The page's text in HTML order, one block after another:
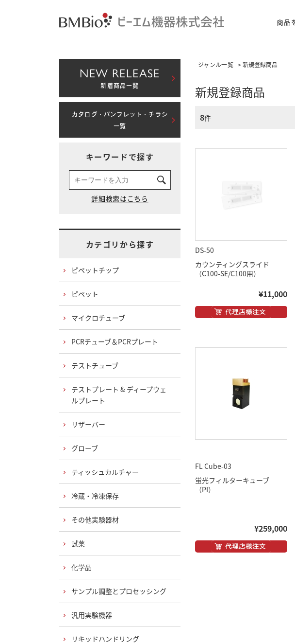
商品
ジャンル一覧 > 新規登録商品
新規登録商品
8件
DS-50
カウンティングスライド
（C100-SE/C100用）
¥11,000
FL Cube-03
蛍光フィルターキューブ
（PI）
¥259,000
NEW RELEASE
新着商品一覧
カタログ・パンフレット・チラシ
一覧
キーワードで探す
カテゴリから探す
ピペットチップ
ピペット
マイクロチューブ
PCRチューブ＆PCRプレート
テストチューブ
テストプレート & ディープウェ
ルプレート
リザーバー
グローブ
ティッシュカルチャー
冷蔵・冷凍保存
その他実験器材
試薬
化学品
サンプル調整とプロセッシング
汎用実験機器
リキッドハンドリング